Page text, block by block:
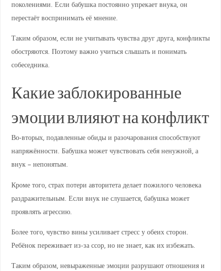
поколениями. Если бабушка постоянно упрекает внука, он
перестаёт воспринимать её мнение.
Таким образом, если не учитывать чувства друг друга, конфликты
обостряются. Поэтому важно учиться слышать и понимать
собеседника.
Какие заблокированные
эмоции влияют на конфликт
Во-вторых, подавленные обиды и разочарования способствуют
напряжённости. Бабушка может чувствовать себя ненужной, а
внук – непонятым.
Кроме того, страх потери авторитета делает пожилого человека
раздражительным. Если внук не слушается, бабушка может
проявлять агрессию.
Более того, чувство вины усиливает стресс у обеих сторон.
Ребёнок переживает из-за ссор, но не знает, как их избежать.
Таким образом, невыраженные эмоции разрушают отношения и